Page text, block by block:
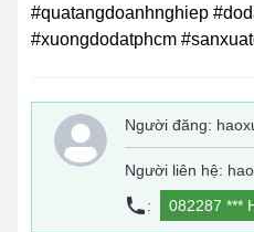
#quatangdoanhnghiep
#xuongdodatphcm
Người đăng:
Người liên hệ:
:
082287 ***